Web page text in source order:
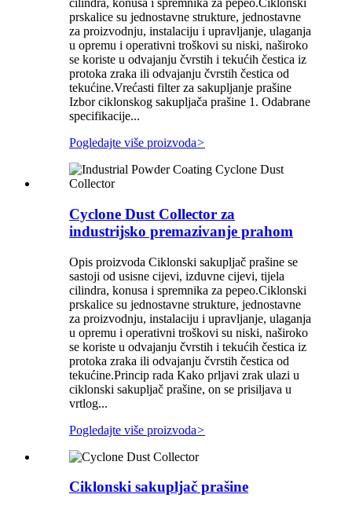
cilindra, konusa i spremnika za pepeo.Ciklonski
prskalice su jednostavne strukture, jednostavne
za proizvodnju, instalaciju i upravljanje, ulaganja
u opremu i operativni troškovi su niski, naširoko
se koriste u odvajanju čvrstih i tekućih čestica iz
protoka zraka ili odvajanju čvrstih čestica od
tekućine.Vrećasti filter za sakupljanje prašine
Izbor ciklonskog sakupljača prašine 1. Odabrane
specifikacije...
Pogledajte više proizvoda>
Cyclone Dust Collector za
industrijsko premazivanje prahom
Opis proizvoda Ciklonski sakupljač prašine se
sastoji od usisne cijevi, izduvne cijevi, tijela
cilindra, konusa i spremnika za pepeo.Ciklonski
prskalice su jednostavne strukture, jednostavne
za proizvodnju, instalaciju i upravljanje, ulaganja
u opremu i operativni troškovi su niski, naširoko
se koriste u odvajanju čvrstih i tekućih čestica iz
protoka zraka ili odvajanju čvrstih čestica od
tekućine.Princip rada Kako prljavi zrak ulazi u
ciklonski sakupljač prašine, on se prisiljava u
vrtlog...
Pogledajte više proizvoda>
Ciklonski sakupljač prašine